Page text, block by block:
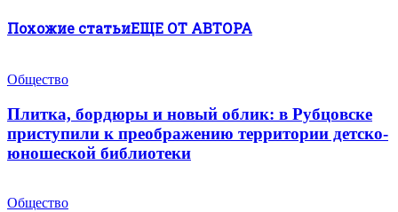
Похожие статьиЕЩЕ ОТ АВТОРА
Общество
Плитка, бордюры и новый облик: в Рубцовске
приступили к преображению территории детско-
юношеской библиотеки
Общество